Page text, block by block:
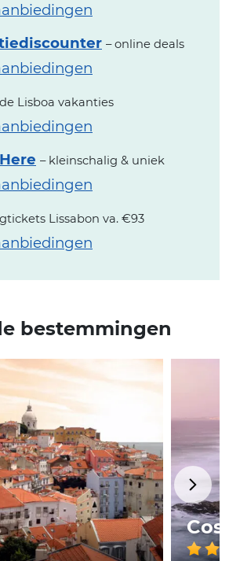
– online deals
Lisboa vakanties
– kleinschalig & uniek
Lissabon va. €93
bestemmingen